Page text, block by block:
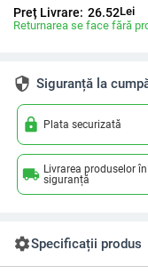
Preț Livrare: 26.52Lei
Returnarea se face fără
security Siguranță la
lock Plata securizată
local_shipping Livrarea produselor în
siguranță
settingsSpecificații produs